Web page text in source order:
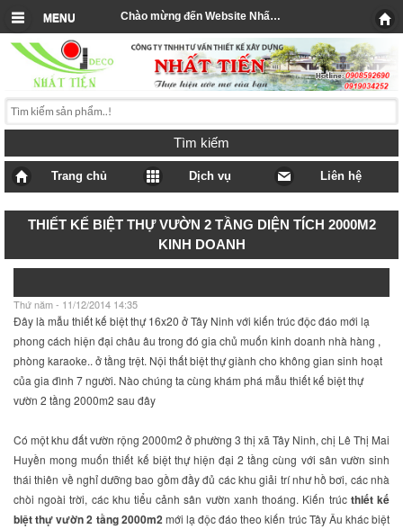
Chào mừng đến Website Nhất Tiến
MENU
Tìm kiếm
Trang chủ Dịch vụ Liên hệ
THIẾT KẾ BIỆT THỰ VƯỜN 2 TẦNG DIỆN TÍCH 2000M2
KINH DOANH
Thứ năm - 11/12/2014 14:35
Đây là mẫu thiết kế biệt thự 16x20 ở Tây Ninh với kiến trúc độc đáo mới lạ
phong cách hiện đại châu âu trong đó gia chủ muốn kinh doanh nhà hàng ,
phòng karaoke.. ở tầng trệt. Nội thất biệt thự giành cho không gian sinh hoạt
của gia đình 7 người. Nào chúng ta cùng khám phá mẫu thiết kế biệt thự
vườn 2 tầng 2000m2 sau đây
Có một khu đất vườn rộng 2000m2 ở phường 3 thị xã Tây Ninh, chị Lê Thị Mai
Huyền mong muốn thiết kế biệt thự hiện đại 2 tầng cùng với sân vườn sinh
thái thiên về nghỉ dưỡng bao gồm đầy đủ các khu giải trí như hồ bơi, các nhà
chòi ngoài trời, các khu tiểu cảnh sân vườn xanh thoáng. Kiến trúc thiết kế
biệt thự vườn 2 tầng 2000m2mới lạ độc đáo theo kiến trúc Tây Âu khác biệt